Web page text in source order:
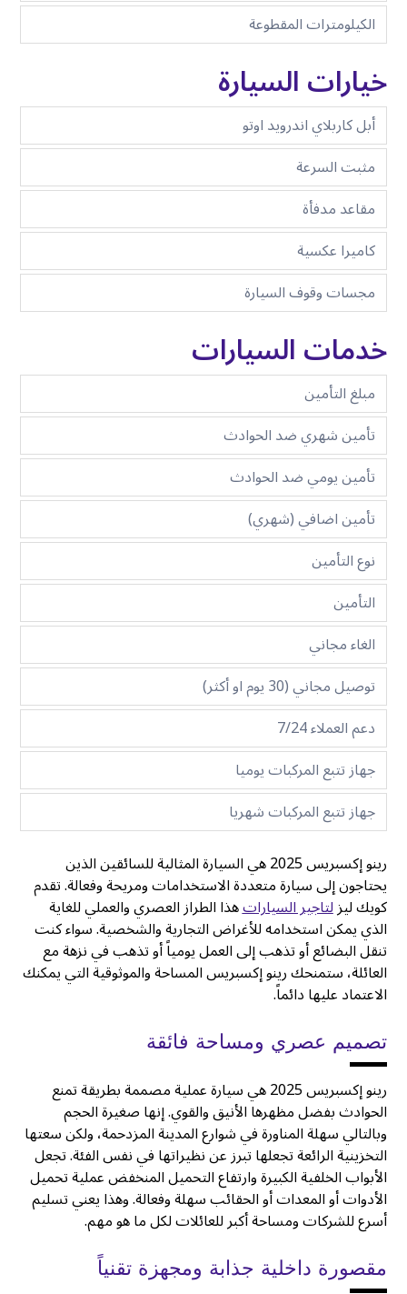
الكيلومترات المقطوعة
خيارات السيارة
أبل كاربلاي اندرويد اوتو
مثبت السرعة
مقاعد مدفأة
كاميرا عكسية
مجسات وقوف السيارة
خدمات السيارات
مبلغ التأمين
تأمين شهري ضد الحوادث
تأمين يومي ضد الحوادث
تأمين اضافي (شهري)
نوع التأمين
التأمين
الغاء مجاني
توصيل مجاني (30 يوم او أكثر)
دعم العملاء 7/24
جهاز تتبع المركبات يوميا
جهاز تتبع المركبات شهريا
رينو إكسبريس 2025 هي السيارة المثالية للسائقين الذين
يحتاجون إلى سيارة متعددة الاستخدامات ومريحة وفعالة. تقدم
كويك ليزلتاجير السياراتهذا الطراز العصري والعملي للغاية
الذي يمكن استخدامه للأغراض التجارية والشخصية. سواء كنت
تنقل البضائع أو تذهب إلى العمل يومياً أو تذهب في نزهة مع
العائلة، ستمنحك رينو إكسبريس المساحة والموثوقية التي يمكنك
الاعتماد عليها دائماً.
تصميم عصري ومساحة فائقة
رينو إكسبريس 2025 هي سيارة عملية مصممة بطريقة تمنع
الحوادث بفضل مظهرها الأنيق والقوي. إنها صغيرة الحجم
وبالتالي سهلة المناورة في شوارع المدينة المزدحمة، ولكن سعتها
التخزينية الرائعة تجعلها تبرز عن نظيراتها في نفس الفئة. تجعل
الأبواب الخلفية الكبيرة وارتفاع التحميل المنخفض عملية تحميل
الأدوات أو المعدات أو الحقائب سهلة وفعالة. وهذا يعني تسليم
أسرع للشركات ومساحة أكبر للعائلات لكل ما هو مهم.
مقصورة داخلية جذابة ومجهزة تقنياً